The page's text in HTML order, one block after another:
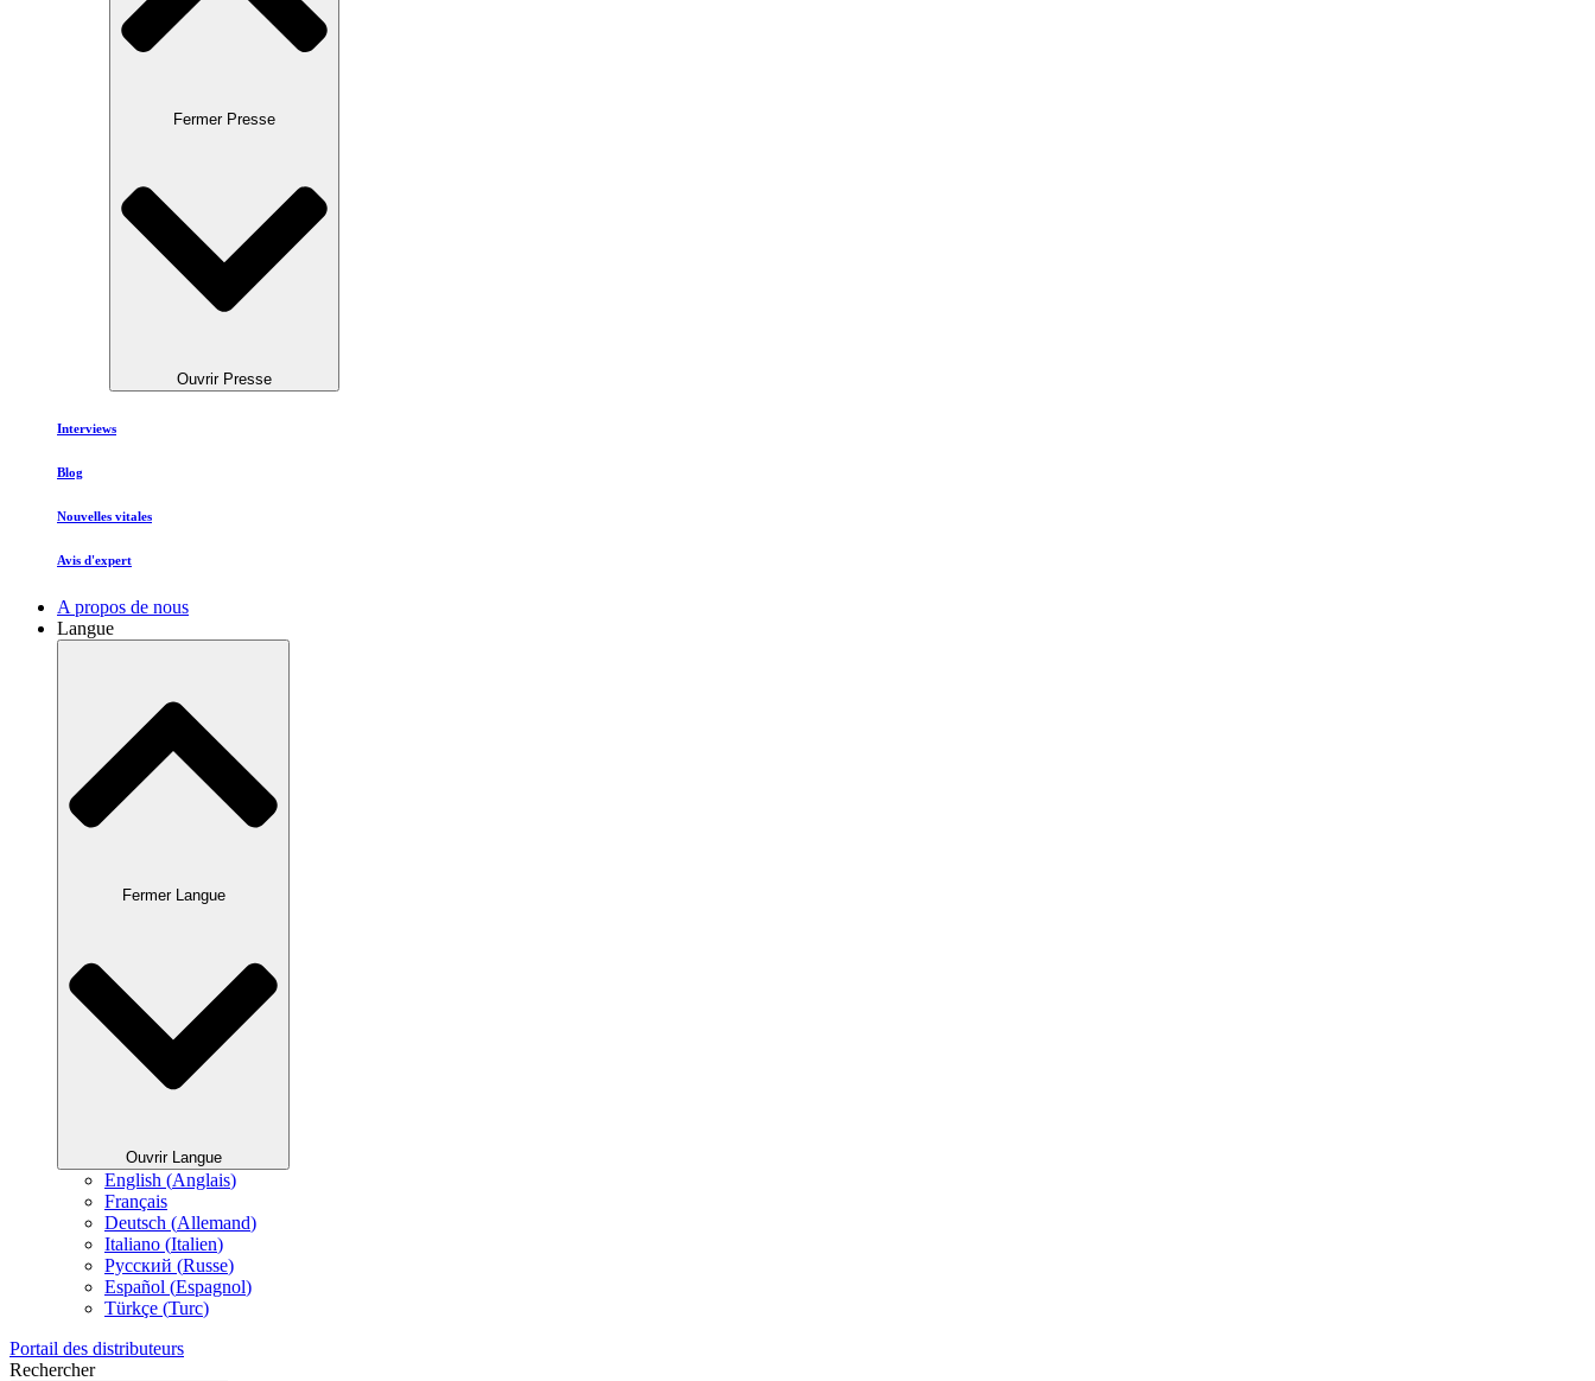
Fermer Presse
Ouvrir Presse
Interviews
Blog
Nouvelles vitales
Avis d'expert
A propos de nous
Langue
Fermer Langue
Ouvrir Langue
English (Anglais)
Français
Deutsch (Allemand)
Italiano (Italien)
Русский (Russe)
Español (Espagnol)
Türkçe (Turc)
Portail des distributeurs
Rechercher